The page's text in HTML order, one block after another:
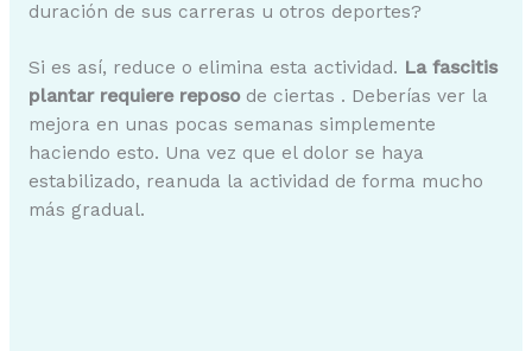
duración de sus carreras u otros deportes?
Si es así, reduce o elimina esta actividad. La fascitis
plantar requiere reposode ciertas . Deberías ver la
mejora en unas pocas semanas simplemente
haciendo esto. Una vez que el dolor se haya
estabilizado, reanuda la actividad de forma mucho
más gradual.